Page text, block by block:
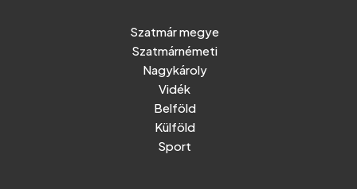
Szatmár megye
Szatmárnémeti
Nagykároly
Vidék
Belföld
Külföld
Sport